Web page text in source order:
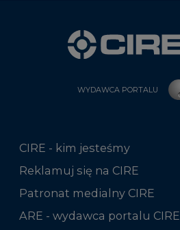
WYDAWCA PORTALU
CIRE - kim jesteśmy
Reklamuj się na CIRE
Patronat medialny CIRE
ARE - wydawca portalu CIRE